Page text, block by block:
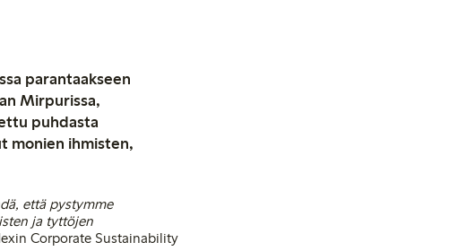
parantaakseen
Mirpurissa,
puhdasta
monien ihmisten,
että pystymme
ja tyttöjen
Corporate Sustainability